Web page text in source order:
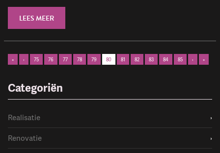
LEES MEER
« ‹ 75 76 77 78 79 80 81 82 83 84 85 › »
Categoriën
Realisatie
›
Renovatie
›